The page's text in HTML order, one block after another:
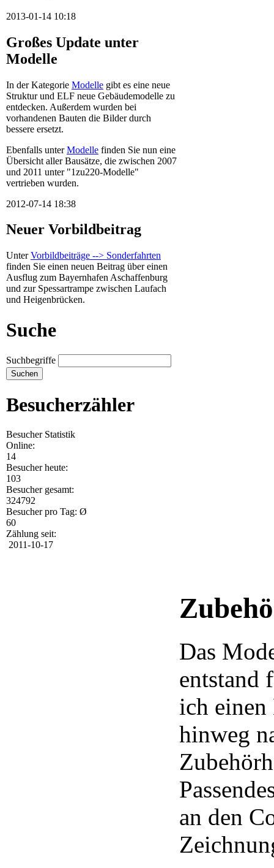
2013-01-14 10:18
Großes Update unter
Modelle
In der Kategorie Modelle gibt es eine neue
Struktur und ELF neue Gebäudemodelle zu
entdecken. Außerdem wurden bei
vorhandenen Bauten die Bilder durch
bessere ersetzt.
Ebenfalls unterModelle finden Sie nun eine
Übersicht aller Bausätze, die zwischen 2007
und 2011 unter "1zu220-Modelle"
vertrieben wurden.
2012-07-14 18:38
Neuer Vorbildbeitrag
UnterVorbildbeiträge --> Sonderfahrten
finden Sie einen neuen Beitrag über einen
Ausflug zum Bayernhafen Aschaffenburg
und zur Spessartrampe zwischen Laufach
und Heigenbrücken.
Suche
Suchbegriffe
Besucherzähler
Besucher Statistik
Online:
14
Besucher heute:
103
Besucher gesamt:
324792
Besucher pro Tag: Ø
60
Zählung seit:
2011-10-17
Das
entstand
ich einen
hinweg
an den